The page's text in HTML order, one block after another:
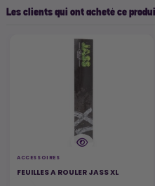
Les clients qui ont acheté ce
ACCESSOIRES
FEUILLES A ROULER JASS XL